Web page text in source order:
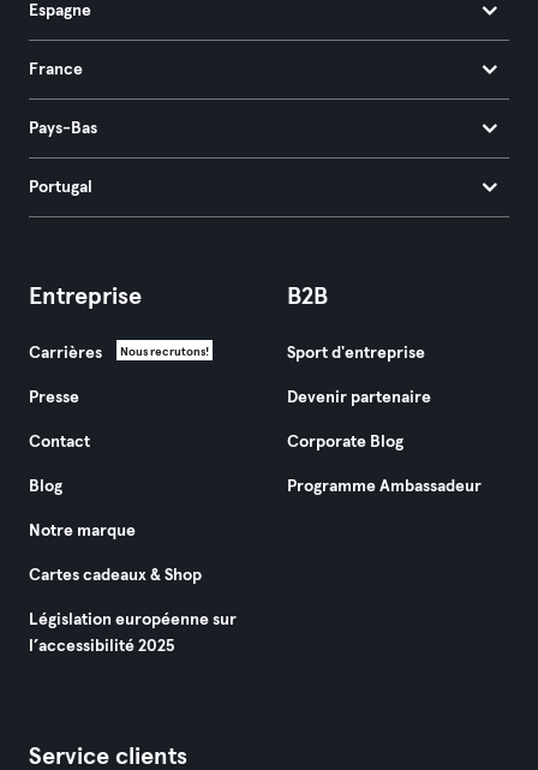
Espagne
France
Pays-Bas
Portugal
Entreprise
Carrières Nous recrutons!
Presse
Contact
Blog
Notre marque
Cartes cadeaux & Shop
Législation européenne sur
l’accessibilité 2025
B2B
Sport d'entreprise
Devenir partenaire
Corporate Blog
Programme Ambassadeur
Service clients